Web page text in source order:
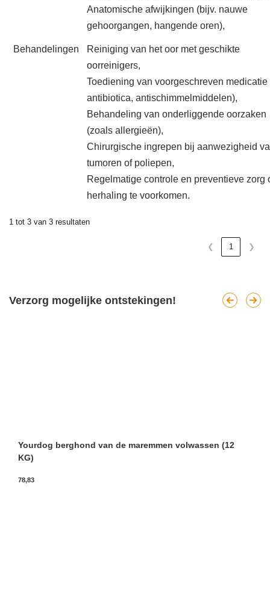
Anatomische afwijkingen (bijv. nauwe
gehoorgangen, hangende oren),
Behandelingen
Reiniging van het oor met geschikte
oorreinigers,
Toediening van voorgeschreven medicatie
antibiotica, antischimmelmiddelen),
Behandeling van onderliggende oorzaken
(zoals allergieën),
Chirurgische ingrepen bij aanwezigheid
tumoren of poliepen,
Regelmatige controle en preventieve zorg
herhaling te voorkomen.
1 tot 3 van 3 resultaten
❮ 1 ❯
Verzorg mogelijke ontstekingen!
Yourdog berghond van de maremmen volwassen (12
KG)
78,83